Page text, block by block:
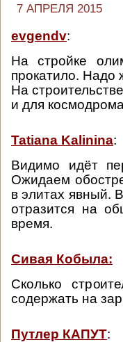
7 АПРЕЛЯ 2015
evgendv:
На стройке
прокатило. Надо
На
и для
Tatiana Kalinina:
Видимо идёт
Ожидаем
в элитах явный.
отразится на
время.
Сивая Кобыла:
Сколько
содержать на
Путлер КАПУТ: